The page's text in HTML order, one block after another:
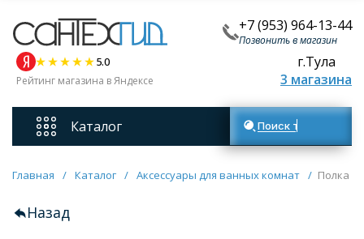
+7 (953) 964-13-44
Позвонить в магазин
5.0
Рейтинг магазина в Яндексе
г.Тула
3 магазина
Каталог
Смесители
Унитазы
Поиск товаров
Главная / Каталог / Аксессуары для ванных комнат / Полка
Назад